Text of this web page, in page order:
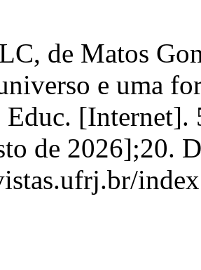
de Matos
e uma
[Internet].
de 2026];20.